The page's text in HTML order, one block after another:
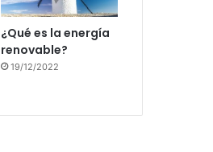
¿Qué es la energía
renovable?
19/12/2022